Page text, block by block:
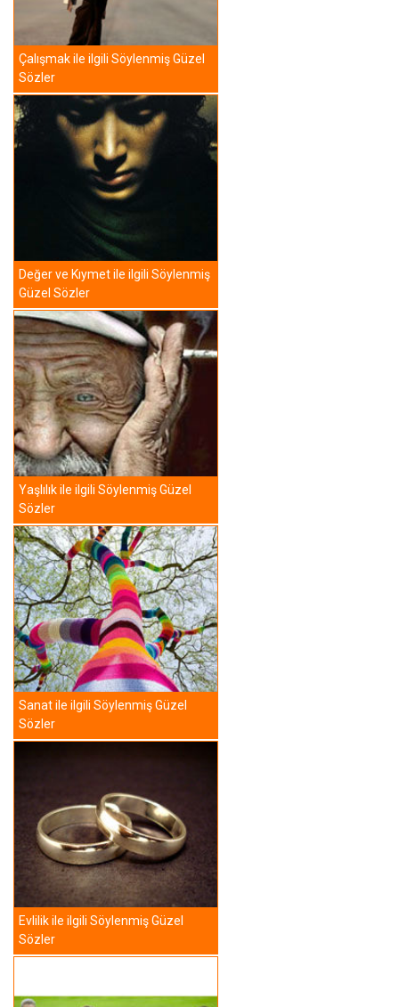
Çalışmak ile ilgili Söylenmiş Güzel
Sözler
Değer ve Kıymet ile ilgili Söylenmiş
Güzel Sözler
Yaşlılık ile ilgili Söylenmiş Güzel
Sözler
Sanat ile ilgili Söylenmiş Güzel
Sözler
Evlilik ile ilgili Söylenmiş Güzel
Sözler